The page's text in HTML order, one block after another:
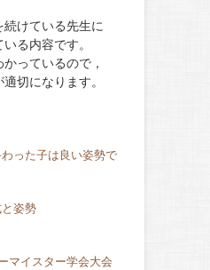
続けている先生に
る内容です。
っているので，
適切になります。
った子は良い姿勢で
姿勢
マイスター学会大会